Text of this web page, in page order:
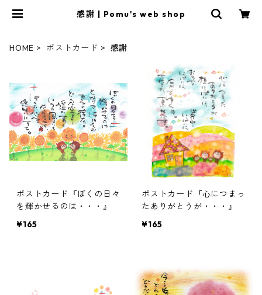
感謝 | Pomu's web shop
HOME ポストカード 感謝
ポストカード『ぼくの日々
を輝かせるのは・・・』
¥165
ポストカード『心につまっ
たありがとうが・・・』
¥165